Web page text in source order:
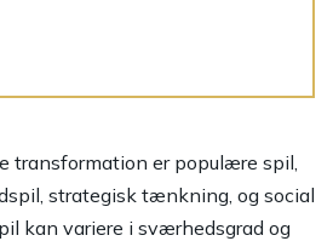
transformation er populære spil,
strategisk tænkning, og social
kan variere i sværhedsgrad og